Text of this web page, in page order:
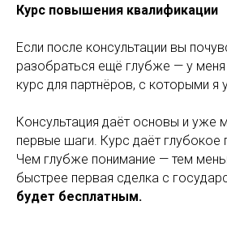
Курс повышения квалификации
Если после консультации вы
разобраться ещё глубже — у
курс для партнёров, с которыми
Консультация даёт основы и уже
первые шаги. Курс даёт глубокое
Чем глубже понимание — тем
быстрее первая сделка с
будет бесплатным.